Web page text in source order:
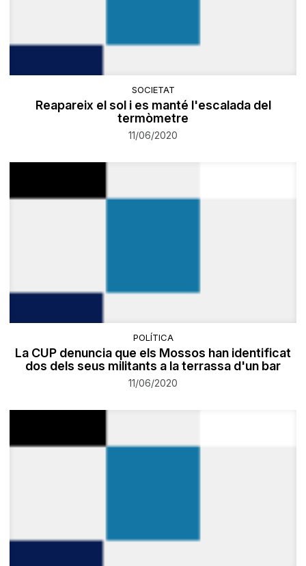
SOCIETAT
Reapareix el sol i es manté l'escalada del
termòmetre
11/06/2020
POLÍTICA
La CUP denuncia que els Mossos han identificat
dos dels seus militants a la terrassa d'un bar
11/06/2020